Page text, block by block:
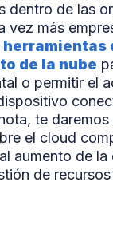
dentro de las
vez más
herramientas
de la nube
o permitir el
te daremos
el cloud
aumento de la
de